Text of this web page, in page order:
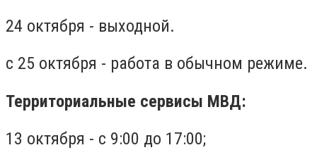
24 октября - выходной.
с 25 октября - работа в обычном режиме.
Территориальные сервисы МВД:
13 октября - с 9:00 до 17:00;